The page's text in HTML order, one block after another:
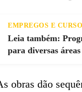
EMPREGOS E
Leia também:
para diversas
obras dão